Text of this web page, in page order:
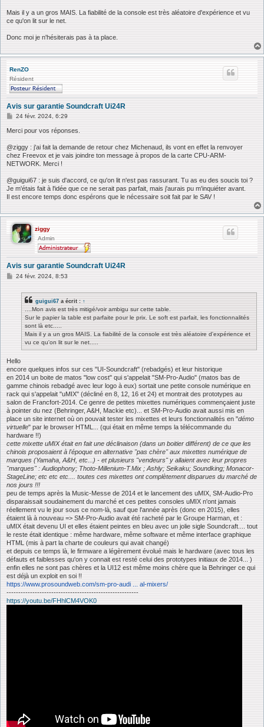
Mais il y a un gros MAIS. La fiabilité de la console est très aléatoire d'expérience et vu
ce qu'on lit sur le net.
Donc moi je n'hésiterais pas à ta place.
RenZO
Résident
Avis sur garantie Soundcraft Ui24R
M
s
a
g
e
24 févr. 2024, 6:29
Merci pour vos réponses.
@ziggy : j'ai fait la demande de retour chez Michenaud, ils vont en effet la renvoyer
chez Freevox et je vais joindre ton message à propos de la carte CPU-ARM-
NETWORK. Merci !
@guigui67 : je suis d'accord, ce qu'on lit n'est pas rassurant. Tu as eu des soucis toi ?
Je m'étais fait à l'idée que ce ne serait pas parfait, mais j'aurais pu m'inquiéter avant.
Il est encore temps donc espérons que le nécessaire soit fait par le SAV !
ziggy
Admin
Avis sur garantie Soundcraft Ui24R
M24 févr. 2024, 8:53
guigui67 a écrit : ↑
....Mon avis est très mitigé/voir ambigu sur cette table.
Sur le papier la table est parfaite pour le prix. Le soft est parfait, les fonctionnalités
sont là etc.....
Mais il y a un gros MAIS. La fiabilité de la console est très aléatoire d'expérience et
vu ce qu'on lit sur le net.....
Hello
encore quelques infos sur ces "UI-Soundcraft" (rebadgés) et leur historique
en 2014 un boite de matos "low cost" qui s'appelait "SM-Pro-Audio" (matos bas de
gamme chinois rebadgé avec leur logo à eux) sortait une petite console numérique en
rack qui s'appelait "uMIX" (décliné en 8, 12, 16 et 24) et montrait des prototypes au
salon de Francfort-2014. Ce genre de petites mixettes numériques commençaient juste
à pointer du nez (Behringer, A&H, Mackie etc)... et SM-Pro-Audio avait aussi mis en
place un site internet où on pouvait tester les mixettes et leurs fonctionnalités en "démo
virtuelle" par le browser HTML... (qui était en même temps la télécommande du
hardware !!)
cette mixette uMIX était en fait une déclinaison (dans un boitier différent) de ce que les
chinois proposaient à l'époque en alternative "pas chère" aux mixettes numérique de
marques (Yamaha, A&H, etc...) - et plusieurs "vendeurs" y allaient avec leur propres
"marques" : Audiophony; Thoto-Millenium-T.Mix ; Ashly; Seikaku; Soundking; Monacor-
StageLine; etc etc etc.... toutes ces mixettes ont complètement disparues du marché de
nos jours !!!
peu de temps après la Music-Messe de 2014 et le lancement des uMIX, SM-Audio-Pro
disparaissait soudainement du marché et ces petites consoles uMIX n'ont jamais
réellement vu le jour sous ce nom-là, sauf que l'année après (donc en 2015), elles
étaient là à nouveau => SM-Pro-Audio avait été racheté par le Groupe Harman, et :
uMIX était devenu UI et elles étaient peintes en bleu avec un jolie sigle Soundcraft.... tout
le reste était identique : même hardware, même software et même interface graphique
HTML (mis à part la charte de couleurs qui avait changé)
et depuis ce temps là, le firmware a légèrement évolué mais le hardware (avec tous les
défauts et faiblesses qu'on y connait est resté celui des prototypes initiaux de 2014... )
enfin elles ne sont pas chères et la UI12 est même moins chère que la Behringer ce qui
est déjà un exploit en soi !!
https://www.prosoundweb.com/sm-pro-audi ... al-mixers/
--------------------------------------------------------
https://youtu.be/FHhlCM4VOK0